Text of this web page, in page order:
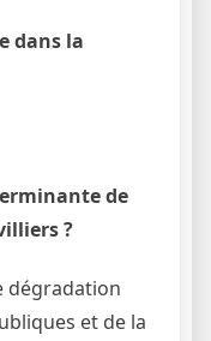
dans la
de
?
dégradation
et de la